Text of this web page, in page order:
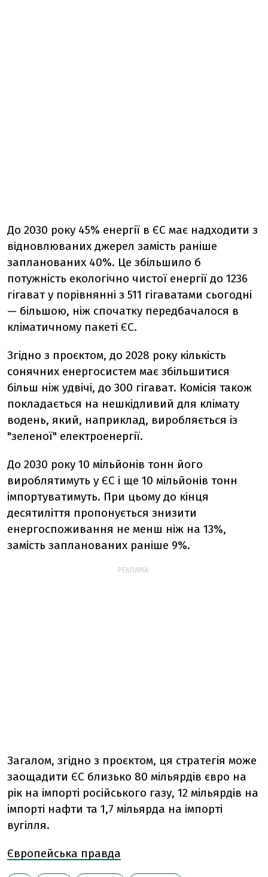
До 2030 року 45% енергії в ЄС має надходити з
відновлюваних джерел замість раніше
запланованих 40%. Це збільшило б
потужність екологічно чистої енергії до 1236
гігават у порівнянні з 511 гігаватами сьогодні
— більшою, ніж спочатку передбачалося в
кліматичному пакеті ЄС.
Згідно з проєктом, до 2028 року кількість
сонячних енергосистем має збільшитися
більш ніж удвічі, до 300 гігават. Комісія також
покладається на нешкідливий для клімату
водень, який, наприклад, виробляється із
"зеленої" електроенергії.
До 2030 року 10 мільйонів тонн його
вироблятимуть у ЄС і ще 10 мільйонів тонн
імпортуватимуть. При цьому до кінця
десятиліття пропонується знизити
енергоспоживання не менш ніж на 13%,
замість запланованих раніше 9%.
РЕКЛАМА:
Загалом, згідно з проєктом, ця стратегія може
заощадити ЄС близько 80 мільярдів євро на
рік на імпорті російського газу, 12 мільярдів на
імпорті нафти та 1,7 мільярда на імпорті
вугілля.
Європейська правда